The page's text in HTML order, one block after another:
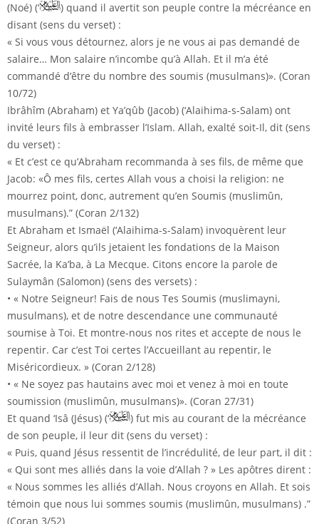
(Noé) (‘
) quand il avertit son peuple contre la mécréance en
disant (sens du verset) :
« Si vous vous détournez, alors je ne vous ai pas demandé de
salaire… Mon salaire n’incombe qu’à Allah. Et il m’a été
commandé d’être du nombre des soumis (musulmans)». (Coran
10/72)
Ibrâhîm (Abraham) et Ya’qûb (Jacob) (‘Alaihima-s-Salam) ont
invité leurs fils à embrasser l’Islam. Allah, exalté soit-Il, dit (sens
du verset) :
« Et c’est ce qu’Abraham recommanda à ses fils, de même que
Jacob: «Ô mes fils, certes Allah vous a choisi la religion: ne
mourrez point, donc, autrement qu’en Soumis (muslimûn,
musulmans).” (Coran 2/132)
Et Abraham et Ismaël (‘Alaihima-s-Salam) invoquèrent leur
Seigneur, alors qu’ils jetaient les fondations de la Maison
Sacrée, la Ka’ba, à La Mecque. Citons encore la parole de
Sulaymân (Salomon) (sens des versets) :
• « Notre Seigneur! Fais de nous Tes Soumis (muslimayni,
musulmans), et de notre descendance une communauté
soumise à Toi. Et montre-nous nos rites et accepte de nous le
repentir. Car c’est Toi certes l’Accueillant au repentir, le
Miséricordieux. » (Coran 2/128)
• « Ne soyez pas hautains avec moi et venez à moi en toute
soumission (muslimûn, musulmans)». (Coran 27/31)
Et quand ‘Isâ (Jésus) (‘
) fut mis au courant de la mécréance
de son peuple, il leur dit (sens du verset) :
« Puis, quand Jésus ressentit de l’incrédulité, de leur part, il dit :
« Qui sont mes alliés dans la voie d’Allah ? » Les apôtres dirent :
« Nous sommes les alliés d’Allah. Nous croyons en Allah. Et sois
témoin que nous lui sommes soumis (muslimûn, musulmans) .”
(Coran 3/52)